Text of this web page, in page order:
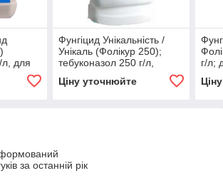
л, для
Фунгіцид Унікальність /
Унікаль (Фолікур 250);
тебуконазол 250 г/л,
виноградник
Ціну уточнюйте
г/л;
за останній рік